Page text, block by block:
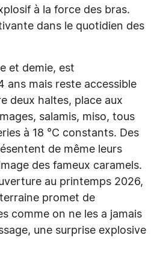
à la force des bras.
dans le quotidien des
et demie, est
ans mais reste accessible
deux haltes, place aux
salamis, miso, tous
à 18 °C constants. Des
de même leurs
des fameux caramels.
au printemps 2026,
promet de
comme on ne les a jamais
une surprise explosive